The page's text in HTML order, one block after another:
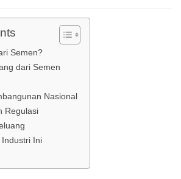
Semen?
dari Semen
Nasional
Regulasi
Ini